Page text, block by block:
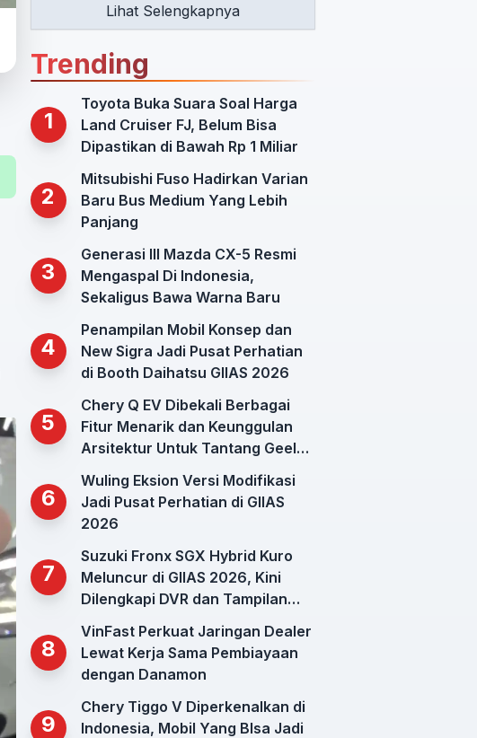
Lihat Selengkapnya
Trending
1
Toyota Buka Suara Soal Harga
Land Cruiser FJ, Belum Bisa
Dipastikan di Bawah Rp 1 Miliar
2
Mitsubishi Fuso Hadirkan Varian
Baru Bus Medium Yang Lebih
Panjang
3
Generasi III Mazda CX-5 Resmi
Mengaspal Di Indonesia,
Sekaligus Bawa Warna Baru
4
Penampilan Mobil Konsep dan
New Sigra Jadi Pusat Perhatian
di Booth Daihatsu GIIAS 2026
5
Chery Q EV Dibekali Berbagai
Fitur Menarik dan Keunggulan
Arsitektur Untuk Tantang Geely
6
Wuling Eksion Versi Modifikasi
Jadi Pusat Perhatian di GIIAS
2026
7
Suzuki Fronx SGX Hybrid Kuro
Meluncur di GIIAS 2026, Kini
Dilengkapi DVR dan Tampilan
8
VinFast Perkuat Jaringan Dealer
Lewat Kerja Sama Pembiayaan
dengan Danamon
9
Chery Tiggo V Diperkenalkan di
Indonesia, Mobil Yang BIsa Jadi